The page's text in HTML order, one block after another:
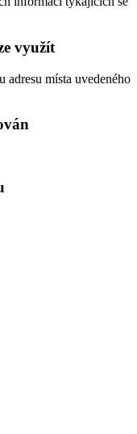
využít
adresu místa uvedeného